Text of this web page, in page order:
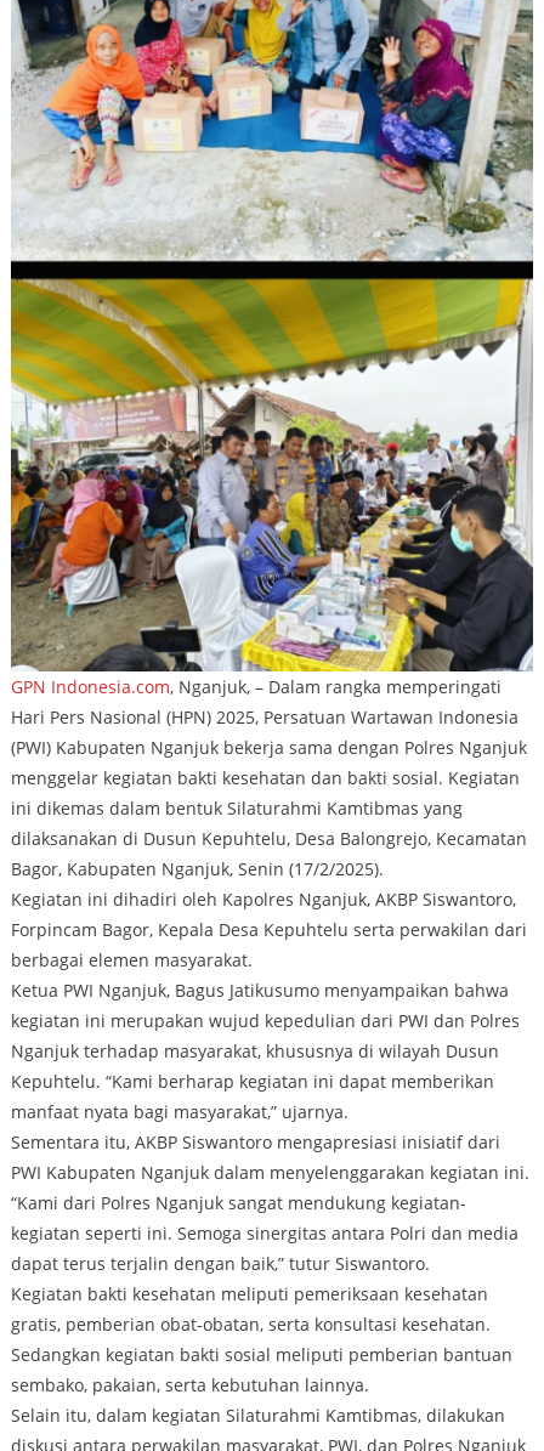
GPN Indonesia.com, Nganjuk, – Dalam rangka memperingati
Hari Pers Nasional (HPN) 2025, Persatuan Wartawan Indonesia
(PWI) Kabupaten Nganjuk bekerja sama dengan Polres Nganjuk
menggelar kegiatan bakti kesehatan dan bakti sosial. Kegiatan
ini dikemas dalam bentuk Silaturahmi Kamtibmas yang
dilaksanakan di Dusun Kepuhtelu, Desa Balongrejo, Kecamatan
Bagor, Kabupaten Nganjuk, Senin (17/2/2025).
Kegiatan ini dihadiri oleh Kapolres Nganjuk, AKBP Siswantoro,
Forpincam Bagor, Kepala Desa Kepuhtelu serta perwakilan dari
berbagai elemen masyarakat.
Ketua PWI Nganjuk, Bagus Jatikusumo menyampaikan bahwa
kegiatan ini merupakan wujud kepedulian dari PWI dan Polres
Nganjuk terhadap masyarakat, khususnya di wilayah Dusun
Kepuhtelu. “Kami berharap kegiatan ini dapat memberikan
manfaat nyata bagi masyarakat,” ujarnya.
Sementara itu, AKBP Siswantoro mengapresiasi inisiatif dari
PWI Kabupaten Nganjuk dalam menyelenggarakan kegiatan ini.
“Kami dari Polres Nganjuk sangat mendukung kegiatan-
kegiatan seperti ini. Semoga sinergitas antara Polri dan media
dapat terus terjalin dengan baik,” tutur Siswantoro.
Kegiatan bakti kesehatan meliputi pemeriksaan kesehatan
gratis, pemberian obat-obatan, serta konsultasi kesehatan.
Sedangkan kegiatan bakti sosial meliputi pemberian bantuan
sembako, pakaian, serta kebutuhan lainnya.
Selain itu, dalam kegiatan Silaturahmi Kamtibmas, dilakukan
diskusi antara perwakilan masyarakat, PWI, dan Polres Nganjuk